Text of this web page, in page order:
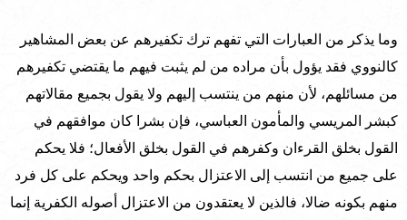
وما يذكر من العبارات التي تفهم ترك تكفيرهم عن بعض المشاهير
كالنووي فقد يؤول بأن مراده من لم يثبت فيهم ما يقتضي تكفيرهم
من مسائلهم، لأن منهم من ينتسب إليهم ولا يقول بجميع مقالاتهم
كبشر المريسي والمأمون العباسي، فإن بشرا كان موافقهم في
القول بخلق القرءان وكفرهم في القول بخلق الأفعال؛ فلا يحكم
على جميع من انتسب إلى الاعتزال بحكم واحد ويحكم على كل فرد
منهم بكونه ضالا، فالذين لا يعتقدون من الاعتزال أصوله الكفرية إنما